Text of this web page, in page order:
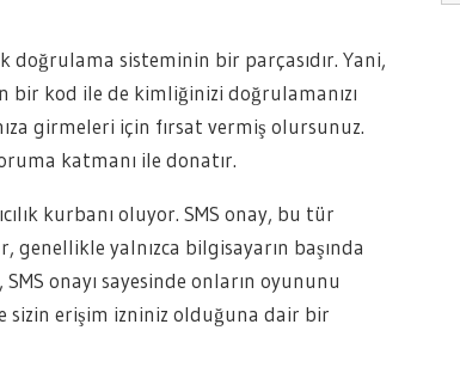
doğrulama sisteminin bir parçasıdır. Yani,
bir kod ile de kimliğinizi doğrulamanızı
girmeleri için fırsat vermiş olursunuz.
katmanı ile donatır.
kurbanı oluyor. SMS onay, bu tür
genellikle yalnızca bilgisayarın başında
onayı sayesinde onların oyununu
sizin erişim izniniz olduğuna dair bir